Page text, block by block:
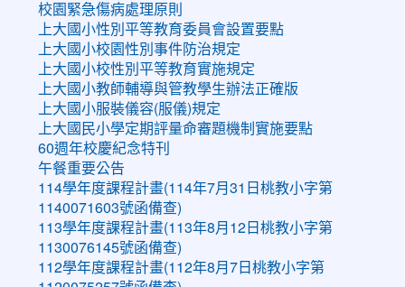
校園緊急傷病處理原則
上大國小性別平等教育委員會設置要點
上大國小校園性別事件防治規定
上大國小校性別平等教育實施規定
上大國小教師輔導與管教學生辦法正確版
上大國小服裝儀容(服儀)規定
上大國民小學定期評量命審題機制實施要點
60週年校慶紀念特刊
午餐重要公告
114學年度課程計畫(114年7月31日桃教小字第
1140071603號函備查)
113學年度課程計畫(113年8月12日桃教小字第
1130076145號函備查)
112學年度課程計畫(112年8月7日桃教小字第